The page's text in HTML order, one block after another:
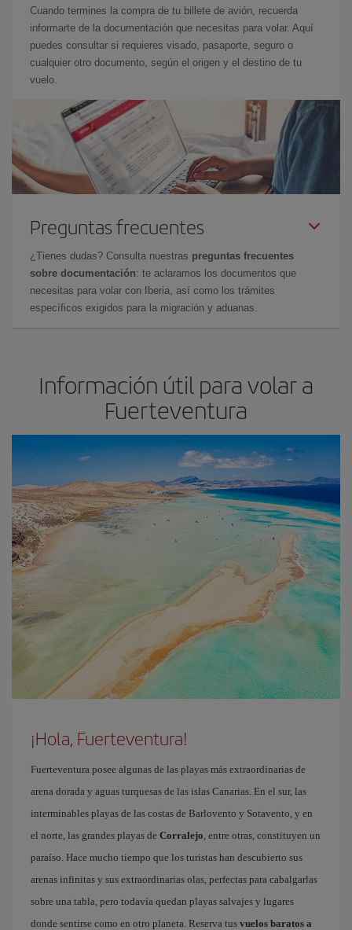
Cuando termines la compra de tu billete de avión, recuerda
informarte de la documentación que necesitas para volar. Aquí
puedes consultar si requieres visado, pasaporte, seguro o
cualquier otro documento, según el origen y el destino de tu
vuelo.
Preguntas frecuentes
¿Tienes dudas? Consulta nuestras preguntas frecuentes
sobre documentación: te aclaramos los documentos que
necesitas para volar con Iberia, así como los trámites
específicos exigidos para la migración y aduanas.
Información útil para volar a
Fuerteventura
¡Hola, Fuerteventura!
Fuerteventura posee algunas de las playas más extraordinarias de
arena dorada y aguas turquesas de las islas Canarias. En el sur, las
interminables playas de las costas de Barlovento y Sotavento, y en
el norte, las grandes playas de Corralejo, entre otras, constituyen un
paraíso. Hace mucho tiempo que los turistas han descubierto sus
arenas infinitas y sus extraordinarias olas, perfectas para cabalgarlas
sobre una tabla, pero todavía quedan playas salvajes y lugares
donde sentirse como en otro planeta. Reserva tus vuelos baratos a